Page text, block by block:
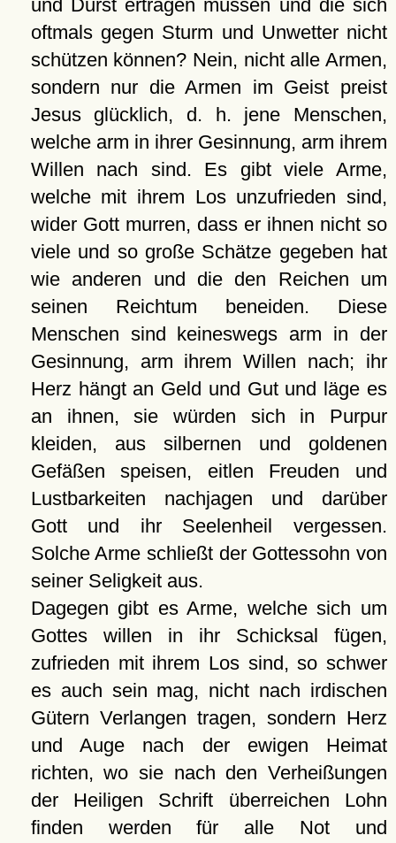
und Durst ertragen müssen und die sich
oftmals gegen Sturm und Unwetter nicht
schützen können? Nein, nicht alle Armen,
sondern nur die Armen im Geist preist
Jesus glücklich, d. h. jene Menschen,
welche arm in ihrer Gesinnung, arm ihrem
Willen nach sind. Es gibt viele Arme,
welche mit ihrem Los unzufrieden sind,
wider Gott murren, dass er ihnen nicht so
viele und so große Schätze gegeben hat
wie anderen und die den Reichen um
seinen Reichtum beneiden. Diese
Menschen sind keineswegs arm in der
Gesinnung, arm ihrem Willen nach; ihr
Herz hängt an Geld und Gut und läge es
an ihnen, sie würden sich in Purpur
kleiden, aus silbernen und goldenen
Gefäßen speisen, eitlen Freuden und
Lustbarkeiten nachjagen und darüber
Gott und ihr Seelenheil vergessen.
Solche Arme schließt der Gottessohn von
seiner Seligkeit aus.
Dagegen gibt es Arme, welche sich um
Gottes willen in ihr Schicksal fügen,
zufrieden mit ihrem Los sind, so schwer
es auch sein mag, nicht nach irdischen
Gütern Verlangen tragen, sondern Herz
und Auge nach der ewigen Heimat
richten, wo sie nach den Verheißungen
der Heiligen Schrift überreichen Lohn
finden werden für alle Not und